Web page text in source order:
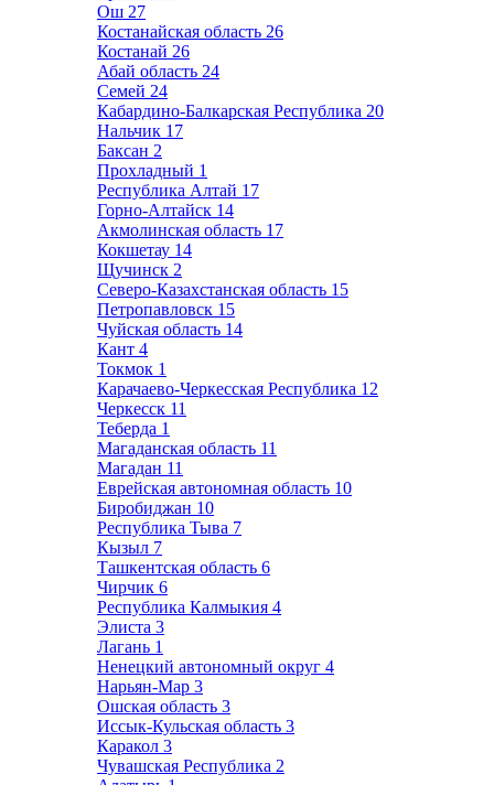
Ош 27
Костанайская область 26
Костанай 26
Абай область 24
Семей 24
Кабардино-Балкарская Республика 20
Нальчик 17
Баксан 2
Прохладный 1
Республика Алтай 17
Горно-Алтайск 14
Акмолинская область 17
Кокшетау 14
Щучинск 2
Северо-Казахстанская область 15
Петропавловск 15
Чуйская область 14
Кант 4
Токмок 1
Карачаево-Черкесская Республика 12
Черкесск 11
Теберда 1
Магаданская область 11
Магадан 11
Еврейская автономная область 10
Биробиджан 10
Республика Тыва 7
Кызыл 7
Ташкентская область 6
Чирчик 6
Республика Калмыкия 4
Элиста 3
Лагань 1
Ненецкий автономный округ 4
Нарьян-Мар 3
Ошская область 3
Иссык-Кульская область 3
Каракол 3
Чувашская Республика 2